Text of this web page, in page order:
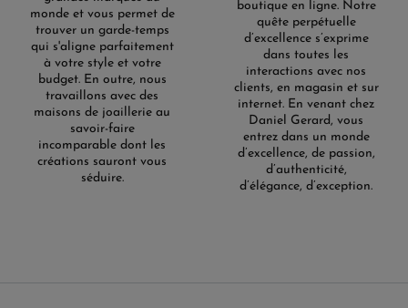
monde et vous permet de
trouver un garde-temps
qui s'aligne parfaitement
à votre style et votre
budget. En outre, nous
travaillons avec des
maisons de joaillerie au
savoir-faire
incomparable dont les
créations sauront vous
séduire.
boutique en ligne. Notre
quête perpétuelle
d’excellence s’exprime
dans toutes les
interactions avec nos
clients, en magasin et sur
internet. En venant chez
Daniel Gerard, vous
entrez dans un monde
d’excellence, de passion,
d’authenticité,
d’élégance, d’exception.